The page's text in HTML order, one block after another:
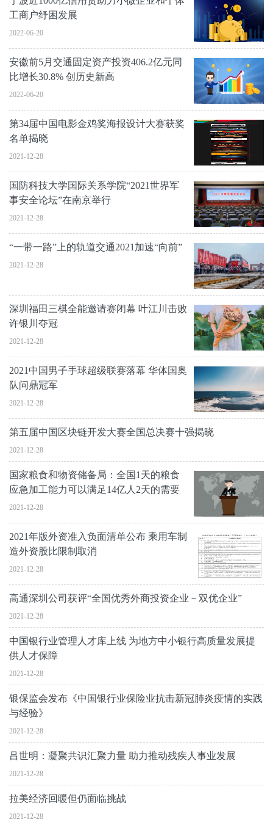
工商户纾困发展
2022-06-20
安徽前5月交通固定资产投资406.2亿元同
比增长30.8% 创历史新高
2022-06-20
第34届中国电影金鸡奖海报设计大赛获奖
名单揭晓
2021-12-28
国防科技大学国际关系学院“2021世界军
事安全论坛”在南京举行
2021-12-28
“一带一路”上的轨道交通2021加速“向前”
2021-12-28
深圳福田三棋全能邀请赛闭幕 叶江川击败
许银川夺冠
2021-12-28
2021中国男子手球超级联赛落幕 华体国奥
队问鼎冠军
2021-12-28
第五届中国区块链开发大赛全国总决赛十强揭晓
2021-12-28
国家粮食和物资储备局：全国1天的粮食
应急加工能力可以满足14亿人2天的需要
2021-12-28
2021年版外资准入负面清单公布 乘用车制
造外资股比限制取消
2021-12-28
高通深圳公司获评“全国优秀外商投资企业－双优企业”
2021-12-28
中国银行业管理人才库上线 为地方中小银行高质量发展提
供人才保障
2021-12-28
银保监会发布《中国银行业保险业抗击新冠肺炎疫情的实践
与经验》
2021-12-28
吕世明：凝聚共识汇聚力量 助力推动残疾人事业发展
2021-12-28
拉美经济回暖但仍面临挑战
2021-12-28